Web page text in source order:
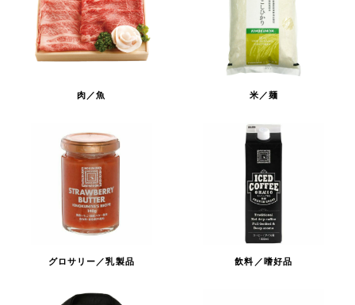
肉／魚 米／麺
グロサリー／乳製品 飲料／嗜好品